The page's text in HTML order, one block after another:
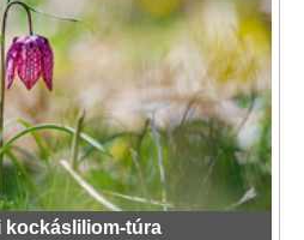
kockásliliom-túra